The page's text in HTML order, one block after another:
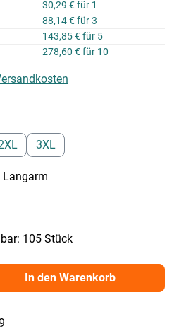
30,29 € für 1
88,14 € für 3
143,85 € für 5
278,60 € für 10
3XL
Langarm
105 Stück
den gewünschten
In den Warenkorb